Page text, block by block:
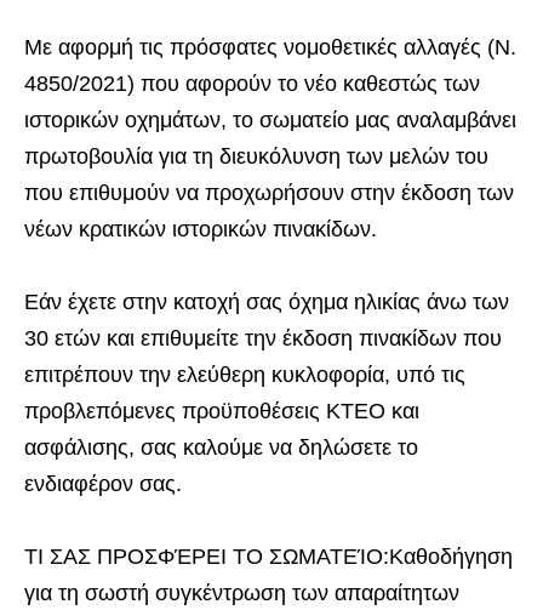
Με αφορμή τις πρόσφατες νομοθετικές αλλαγές (Ν.
4850/2021) που αφορούν το νέο καθεστώς των
ιστορικών οχημάτων, το σωματείο μας αναλαμβάνει
πρωτοβουλία για τη διευκόλυνση των μελών του
που επιθυμούν να προχωρήσουν στην έκδοση των
νέων κρατικών ιστορικών πινακίδων.
Εάν έχετε στην κατοχή σας όχημα ηλικίας άνω των
30 ετών και επιθυμείτε την έκδοση πινακίδων που
επιτρέπουν την ελεύθερη κυκλοφορία, υπό τις
προβλεπόμενες προϋποθέσεις ΚΤΕΟ και
ασφάλισης, σας καλούμε να δηλώσετε το
ενδιαφέρον σας.
ΤΙ ΣΑΣ ΠΡΟΣΦΈΡΕΙ ΤΟ ΣΩΜΑΤΕΊΟ:Καθοδήγηση
για τη σωστή συγκέντρωση των απαραίτητων